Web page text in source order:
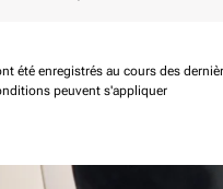
été enregistrés au cours des
peuvent s'appliquer